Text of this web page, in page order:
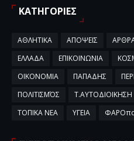
ΚΑΤΗΓΟΡΙΕΣ
ΑΘΛΗΤΙΚΑ ΑΠΟΨΕΙΣ
ΕΛΛΑΔΑ
ΕΠΙΚΟΙΝΩΝΙΑ
ΟΙΚΟΝΟΜΙΑ
ΠΑΠΑΔΗΣ
ΠΟΛΙΤΙΣΜΌΣ
Τ.ΑΥΤΟΔΙΟΙΚΗΣΗ
ΤΟΠΙΚΑ ΝΕΑ
ΥΓΕΙΑ